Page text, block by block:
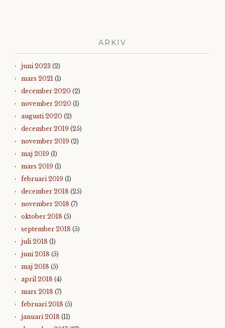
ARKIV
juni 2023 (2)
mars 2021 (1)
december 2020 (2)
november 2020 (1)
augusti 2020 (2)
december 2019 (25)
november 2019 (2)
maj 2019 (1)
mars 2019 (1)
februari 2019 (1)
december 2018 (25)
november 2018 (7)
oktober 2018 (5)
september 2018 (5)
juli 2018 (1)
juni 2018 (5)
maj 2018 (5)
april 2018 (4)
mars 2018 (7)
februari 2018 (5)
januari 2018 (11)